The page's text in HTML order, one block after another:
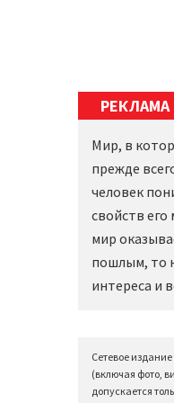
РЕКЛАМА
Мир, в
прежде
человек
свойств его
мир
пошлым, то
интереса и
Сетевое
(включая фото,
допускается